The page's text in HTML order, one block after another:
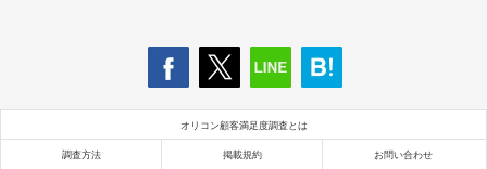
オリコン顧客満足度調査とは
調査方法 掲載規約 お問い合わせ